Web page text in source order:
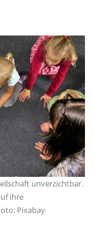
unverzichtbar.
ihre
Pixabay